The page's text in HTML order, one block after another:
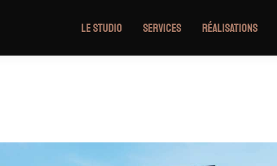
Le Studio Services Réalisations